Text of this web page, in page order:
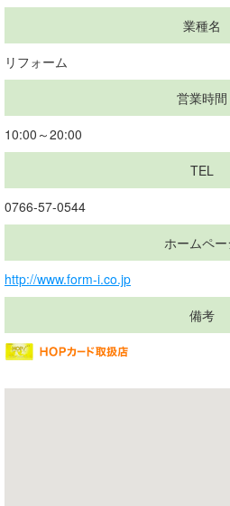
業種名
リフォーム
営業時間
10:00～20:00
TEL
0766-57-0544
ホームペー
http://www.form-i.co.jp
備考